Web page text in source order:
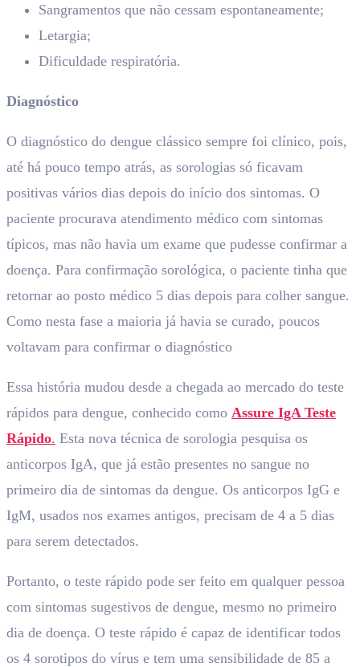
Sangramentos que não cessam espontaneamente;
Letargia;
Dificuldade respiratória.
Diagnóstico
O diagnóstico do dengue clássico sempre foi clínico, pois,
até há pouco tempo atrás, as sorologias só ficavam
positivas vários dias depois do início dos sintomas. O
paciente procurava atendimento médico com sintomas
típicos, mas não havia um exame que pudesse confirmar a
doença. Para confirmação sorológica, o paciente tinha que
retornar ao posto médico 5 dias depois para colher sangue.
Como nesta fase a maioria já havia se curado, poucos
voltavam para confirmar o diagnóstico
Essa história mudou desde a chegada ao mercado do teste
rápidos para dengue, conhecido como Assure IgA Teste
Rápido. Esta nova técnica de sorologia pesquisa os
anticorpos IgA, que já estão presentes no sangue no
primeiro dia de sintomas da dengue. Os anticorpos IgG e
IgM, usados nos exames antigos, precisam de 4 a 5 dias
para serem detectados.
Portanto, o teste rápido pode ser feito em qualquer pessoa
com sintomas sugestivos de dengue, mesmo no primeiro
dia de doença. O teste rápido é capaz de identificar todos
os 4 sorotipos do vírus e tem uma sensibilidade de 85 a